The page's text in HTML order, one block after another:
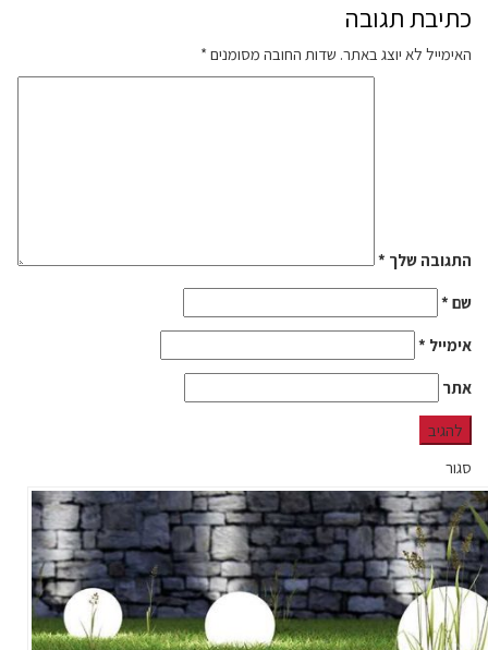
כתיבת תגובה
האימייל לא יוצג באתר. שדות החובה מסומנים*
התגובה שלך *
שם *
אימייל *
אתר
סגור